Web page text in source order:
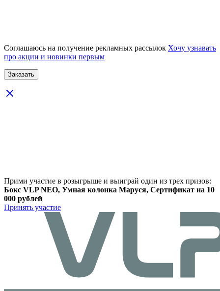
Соглашаюсь на получение рекламных рассылок Хочу узнавать
про акции и новинки первым
Прими участие в розыгрыше и выиграй один из трех призов:
Бокс VLP NEO, Умная колонка Маруся, Сертификат на 10
000 рублей
Принять участие